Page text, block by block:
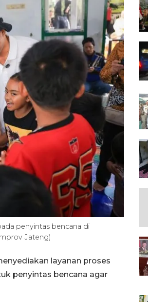
penyintas bencana di
Jateng)
layanan proses
penyintas bencana agar